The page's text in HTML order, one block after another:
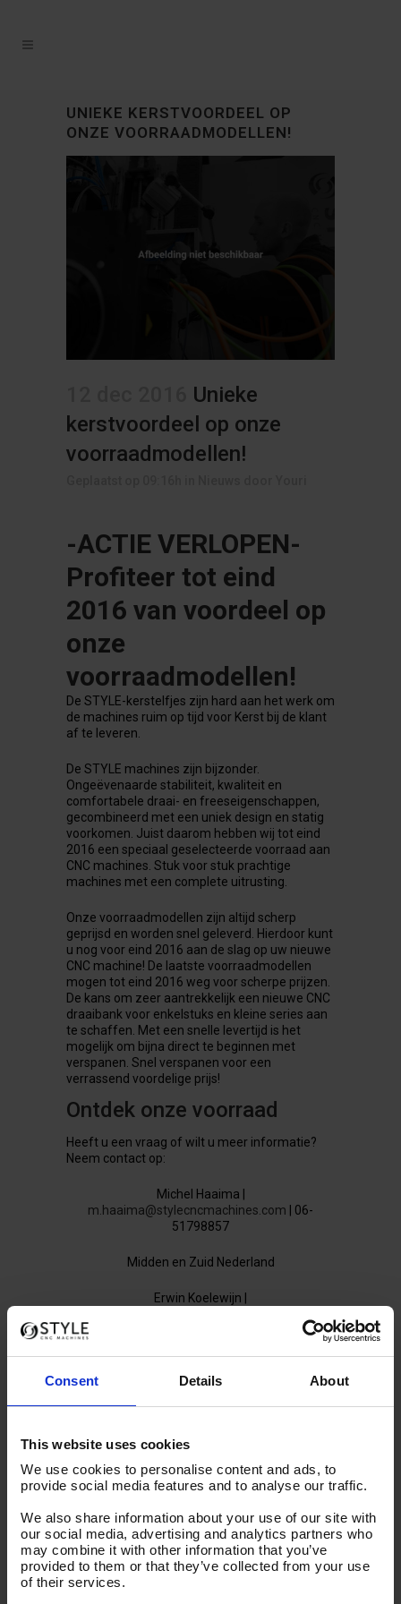
Consent Details About
This website uses cookies
We use cookies to personalise content and ads, to
provide social media features and to analyse our traffic.
We also share information about your use of our site with
our social media, advertising and analytics partners who
may combine it with other information that you’ve
provided to them or that they’ve collected from your use
of their services.
UNIEKE KERSTVOORDEEL OP
ONZE VOORRAADMODELLEN!
Unieke
kerstvoordeel op onze
voorraadmodellen!
-ACTIE VERLOPEN-
Profiteer tot eind
2016 van voordeel op
onze
voorraadmodellen!
De STYLE-kerstelfjes zijn hard aan het werk om
de machines ruim op tijd voor Kerst bij de klant
af te leveren.
De STYLE machines zijn bijzonder.
Ongeëvenaarde stabiliteit, kwaliteit en
comfortabele draai- en freeseigenschappen,
gecombineerd met een uniek design en statig
voorkomen. Juist daarom hebben wij tot eind
2016 een speciaal geselecteerde voorraad aan
CNC machines. Stuk voor stuk prachtige
machines met een complete uitrusting.
Onze voorraadmodellen zijn altijd scherp
geprijsd en worden snel geleverd. Hierdoor kunt
u nog voor eind 2016 aan de slag op uw nieuwe
CNC machine! De laatste voorraadmodellen
mogen tot eind 2016 weg voor scherpe prijzen.
De kans om zeer aantrekkelijk een nieuwe CNC
draaibank voor enkelstuks en kleine series aan
te schaffen. Met een snelle levertijd is het
mogelijk om bijna direct te beginnen met
verspanen. Snel verspanen voor een
verrassend voordelige prijs!
Ontdek onze voorraad
Heeft u een vraag of wilt u meer informatie?
Neem contact op:
Michel Haaima |
m.haaima@stylecncmachines.com | 06-
51798857
Midden en Zuid Nederland
Erwin Koelewijn |
België
Vrijdag 23 december bereikbaar met een
aangepaste bezetting
Maandag 26 december gesloten (2e